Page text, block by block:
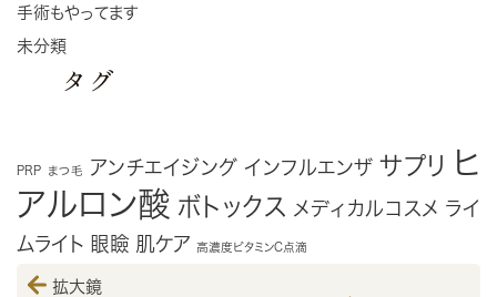
手術もやってます
未分類
タグ
PRP まつ毛 アンチエイジング インフルエンザ サプリ ヒ
アルロン酸 ボトックス メディカルコスメ ライ
ムライト 眼瞼 肌ケア 高濃度ビタミンC点滴
拡大鏡